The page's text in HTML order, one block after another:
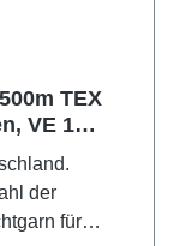
TEX
VE 1
der
für